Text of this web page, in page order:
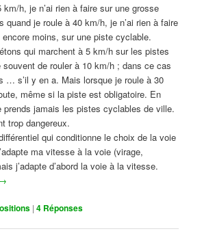
km/h, je n’ai rien à faire sur une grosse
quand je roule à 40 km/h, je n’ai rien à faire
moins, sur une piste cyclable.
qui marchent à 5 km/h sur les pistes
souvent de rouler à 10 km/h ; dans ce cas
… s’il y en a. Mais lorsque je roule à 30
même si la piste est obligatoire. En
prends jamais les pistes cyclables de ville.
trop dangereux.
qui conditionne le choix de la voie
ma vitesse à la voie (virage,
j’adapte d’abord la voie à la vitesse.
|4 Réponses